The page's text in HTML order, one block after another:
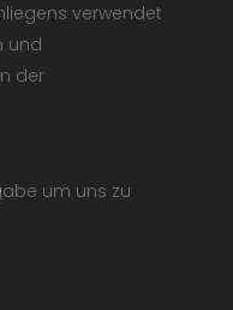
verwendet
und
der
um uns zu